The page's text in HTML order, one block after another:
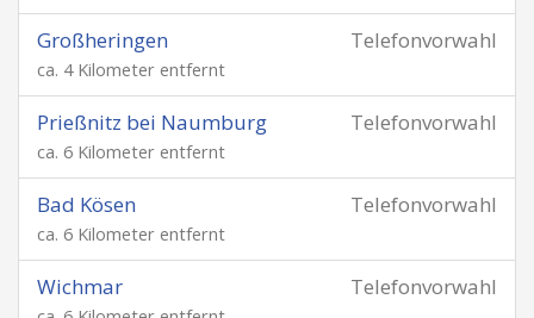
Telefonvorwahl
Großheringen
ca. 4 Kilometer entfernt
Telefonvorwahl
Prießnitz bei Naumburg
ca. 6 Kilometer entfernt
Telefonvorwahl
Bad Kösen
ca. 6 Kilometer entfernt
Telefonvorwahl
Wichmar